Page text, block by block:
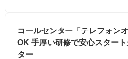
コールセンター「テレフォン
OK 手厚い研修で安心スター
ター